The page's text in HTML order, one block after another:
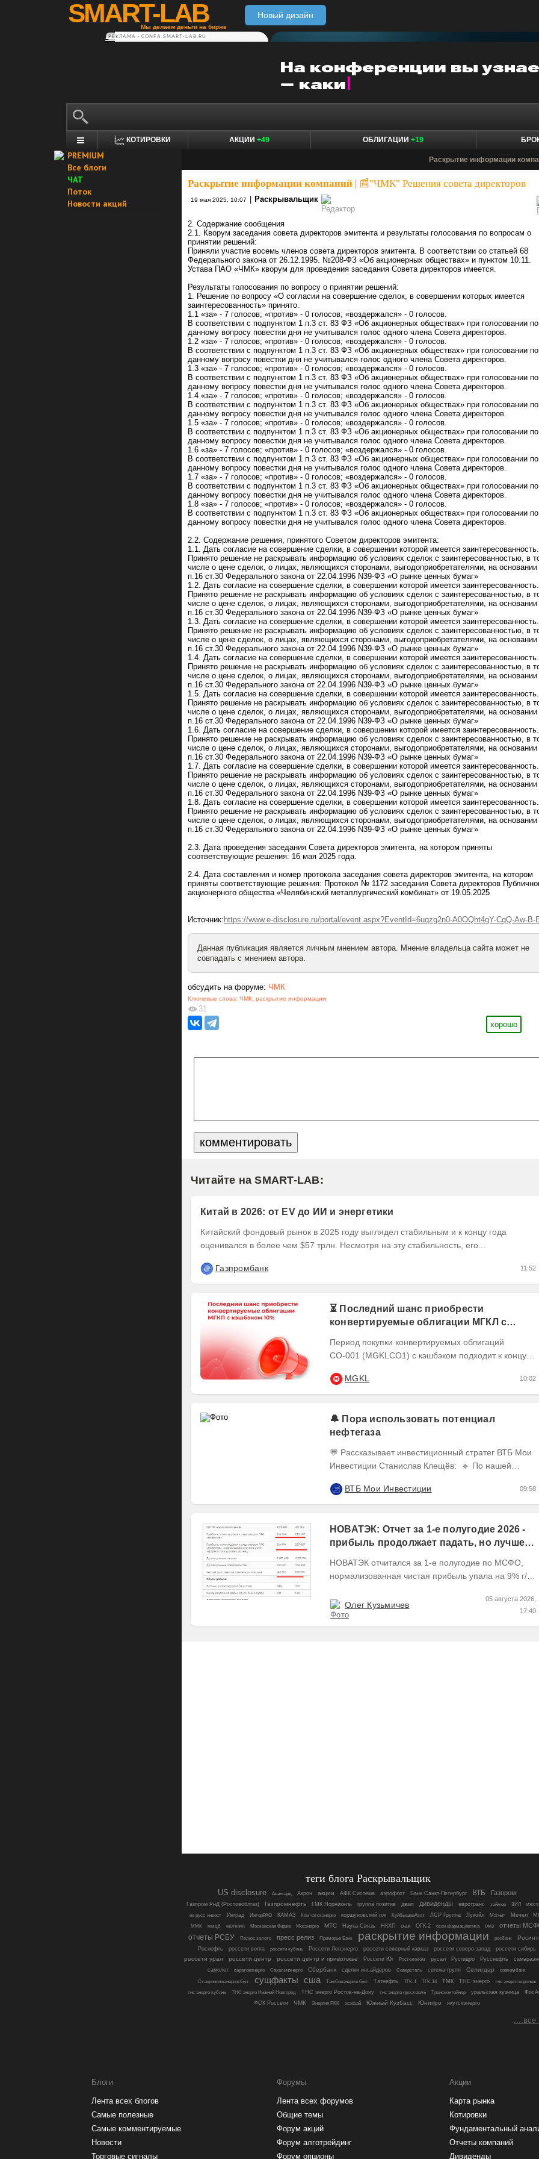
SMART-LAB
Мы делаем деньги на бирже
Новый дизайн
РЕКЛАМА • CONFA.SMART-LAB.RU
КОТИРОВКИ АКЦИИ +49 ОБЛИГАЦИИ +19
PREMIUM
Все блоги
ЧАТ
Поток
Новости акций
Раскрытие информации
Раскрытие информации компаний 📰"ЧМК" Решения совета директоров
19 мая 2025, 10:07 Раскрывальщик
2. Содержание сообщения
2.1. Кворум заседания совета директоров эмитента и результаты голосования по вопросам о
принятии решений:
Приняли участие восемь членов совета директоров эмитента. В соответствии со статьей 68
Федерального закона от 26.12.1995. №208-ФЗ «Об акционерных обществах» и пунктом 10.11.
Устава ПАО «ЧМК» кворум для проведения заседания Совета директоров имеется.
Результаты голосования по вопросу о принятии решений:
1. Решение по вопросу «О согласии на совершение сделок, в совершении которых имеется
заинтересованность» принято.
1.1 «за» - 7 голосов; «против» - 0 голосов; «воздержался» - 0 голосов.
В соответствии с подпунктом 1 п.3 ст. 83 ФЗ «Об акционерных обществах» при голосовании по
данному вопросу повестки дня не учитывался голос одного члена Совета директоров.
1.2 «за» - 7 голосов; «против» - 0 голосов; «воздержался» - 0 голосов.
В соответствии с подпунктом 1 п.3 ст. 83 ФЗ «Об акционерных обществах» при голосовании по
данному вопросу повестки дня не учитывался голос одного члена Совета директоров.
1.3 «за» - 7 голосов; «против» - 0 голосов; «воздержался» - 0 голосов.
В соответствии с подпунктом 1 п.3 ст. 83 ФЗ «Об акционерных обществах» при голосовании по
данному вопросу повестки дня не учитывался голос одного члена Совета директоров.
1.4 «за» - 7 голосов; «против» - 0 голосов; «воздержался» - 0 голосов.
В соответствии с подпунктом 1 п.3 ст. 83 ФЗ «Об акционерных обществах» при голосовании по
данному вопросу повестки дня не учитывался голос одного члена Совета директоров.
1.5 «за» - 7 голосов; «против» - 0 голосов; «воздержался» - 0 голосов.
В соответствии с подпунктом 1 п.3 ст. 83 ФЗ «Об акционерных обществах» при голосовании по
данному вопросу повестки дня не учитывался голос одного члена Совета директоров.
1.6 «за» - 7 голосов; «против» - 0 голосов; «воздержался» - 0 голосов.
В соответствии с подпунктом 1 п.3 ст. 83 ФЗ «Об акционерных обществах» при голосовании по
данному вопросу повестки дня не учитывался голос одного члена Совета директоров.
1.7 «за» - 7 голосов; «против» - 0 голосов; «воздержался» - 0 голосов.
В соответствии с подпунктом 1 п.3 ст. 83 ФЗ «Об акционерных обществах» при голосовании по
данному вопросу повестки дня не учитывался голос одного члена Совета директоров.
1.8 «за» - 7 голосов; «против» - 0 голосов; «воздержался» - 0 голосов.
В соответствии с подпунктом 1 п.3 ст. 83 ФЗ «Об акционерных обществах» при голосовании по
данному вопросу повестки дня не учитывался голос одного члена Совета директоров.
2.2. Содержание решения, принятого Советом директоров эмитента:
1.1. Дать согласие на совершение сделки, в совершении которой имеется заинтересованность.
Принято решение не раскрывать информацию об условиях сделок с заинтересованностью, в
числе о цене сделок, о лицах, являющихся сторонами, выгодоприобретателями, на основании
п.16 ст.30 Федерального закона от 22.04.1996 N39-ФЗ «О рынке ценных бумаг»
1.2. Дать согласие на совершение сделки, в совершении которой имеется заинтересованность.
Принято решение не раскрывать информацию об условиях сделок с заинтересованностью, в
числе о цене сделок, о лицах, являющихся сторонами, выгодоприобретателями, на основании
п.16 ст.30 Федерального закона от 22.04.1996 N39-ФЗ «О рынке ценных бумаг»
1.3. Дать согласие на совершение сделки, в совершении которой имеется заинтересованность.
Принято решение не раскрывать информацию об условиях сделок с заинтересованностью, в
числе о цене сделок, о лицах, являющихся сторонами, выгодоприобретателями, на основании
п.16 ст.30 Федерального закона от 22.04.1996 N39-ФЗ «О рынке ценных бумаг»
1.4. Дать согласие на совершение сделки, в совершении которой имеется заинтересованность.
Принято решение не раскрывать информацию об условиях сделок с заинтересованностью, в
числе о цене сделок, о лицах, являющихся сторонами, выгодоприобретателями, на основании
п.16 ст.30 Федерального закона от 22.04.1996 N39-ФЗ «О рынке ценных бумаг»
1.5. Дать согласие на совершение сделки, в совершении которой имеется заинтересованность.
Принято решение не раскрывать информацию об условиях сделок с заинтересованностью, в
числе о цене сделок, о лицах, являющихся сторонами, выгодоприобретателями, на основании
п.16 ст.30 Федерального закона от 22.04.1996 N39-ФЗ «О рынке ценных бумаг»
1.6. Дать согласие на совершение сделки, в совершении которой имеется заинтересованность.
Принято решение не раскрывать информацию об условиях сделок с заинтересованностью, в
числе о цене сделок, о лицах, являющихся сторонами, выгодоприобретателями, на основании
п.16 ст.30 Федерального закона от 22.04.1996 N39-ФЗ «О рынке ценных бумаг»
1.7. Дать согласие на совершение сделки, в совершении которой имеется заинтересованность.
Принято решение не раскрывать информацию об условиях сделок с заинтересованностью, в
числе о цене сделок, о лицах, являющихся сторонами, выгодоприобретателями, на основании
п.16 ст.30 Федерального закона от 22.04.1996 N39-ФЗ «О рынке ценных бумаг»
1.8. Дать согласие на совершение сделки, в совершении которой имеется заинтересованность.
Принято решение не раскрывать информацию об условиях сделок с заинтересованностью, в
числе о цене сделок, о лицах, являющихся сторонами, выгодоприобретателями, на основании
п.16 ст.30 Федерального закона от 22.04.1996 N39-ФЗ «О рынке ценных бумаг»
2.3. Дата проведения заседания Совета директоров эмитента, на котором приняты
соответствующие решения: 16 мая 2025 года.
2.4. Дата составления и номер протокола заседания совета директоров эмитента, на котором
приняты соответствующие решения: Протокол № 1172 заседания Совета директоров
акционерного общества «Челябинский металлургический комбинат» от 19.05.2025
Источник: https://www.e-disclosure.ru/portal/event.aspx?EventId=6uqzg2n0-A0OQht4gY-CqQ-Aw-B-
Данная публикация является личным мнением автора. Мнение владельца сайта может не
совпадать с мнением автора.
обсудить на форуме: ЧМК
Ключевые слова: ЧМК, раскрытие информации
31
хорошо
Читайте на SMART-LAB:
Китай в 2026: от EV до ИИ и энергетики
Китайский фондовый рынок в 2025 году выглядел стабильным и к концу года
оценивался в более чем $57 трлн. Несмотря на эту стабильность, его...
Газпромбанк 11:52
⏳ Последний шанс приобрести
конвертируемые облигации МГКЛ с
Период покупки конвертируемых облигаций
СО-001 (MGKLCO1) с кэшбэком подходит к концу.
квалифицированным...
MGKL 10:02
🔔 Пора использовать потенциал
нефтегаза
💬 Рассказывает инвестиционный стратег ВТБ Мои
Инвестиции Станислав Клещёв: 🔹 По нашей
сектора в...
ВТБ Мои Инвестиции 09:58
НОВАТЭК: Отчет за 1-е полугодие 2026 -
прибыль продолжает падать, но лучшее
НОВАТЭК отчитался за 1-е полугодие по МСФО,
нормализованная чистая прибыль упала на 9% г/г
Олег Кузьмичев
05 августа 2026,
17:40
теги блога Раскрывальщик
US disclosure Авангард Акрон акции АФК Система аэрофлот Банк Санкт-Петербург ВТБ Газпром
Газпром РнД (Ростовоблгаз) Газпромнефть ГМК Норникель группа позитив двмп дивиденды евротранс займер ЗИЛ
ик русс-инвест
Инград ИнтерРАО КАМАЗ Камчатскэнерго коршуновский гок КуйбышевАзот ЛСР Группа Лукойл Магнит Мечел
ММК ммцб молния Московская биржа Мосэнерго МТС Наука-Связь НКХП оак ОГК-2 озон фармацевтика омз отчеты
отчеты РСБУ Полюс золото пресс релиз Приморье Банк раскрытие информации росбанк
Роснефть россети волга россети кубань Россети Ленэнерго россети северный кавказ россети северо-запад россети сибирь
россети урал россети центр россети центр и приволжье Россети Юг Ростелеком русал Русгидро Русснефть
самолет
саратовэнерго Сахалинэнерго Сбербанк сделки инсайдеров Северсталь сегежа групп Селигдар совкомбанк
Ставропольэнергосбыт сущфакты сша Тамбовэнергосбыт Татнефть ТГК-1 ТГК-14 ТМК ТНС энерго
тнс энерго воронеж
тнс энерго кубань
ТНС энерго Нижний Новгород ТНС энерго Ростов-на-Дону тнс энерго ярославль Трансконтейнер уральская кузница
ФСК Россети
ЧМК Энергия РКК эсэфай Южный Кузбасс Юнипро якутскэнерго
....все
Блоги
Лента всех блогов
Самые полезные
Самые комментируемые
Новости
Торговые сигналы
Форумы
Лента всех форумов
Общие темы
Форум акций
Форум алготрейдинг
Форум опционы
Акции
Карта рынка
Котировки
Фундаментальный
Отчеты компаний
Дивиденды